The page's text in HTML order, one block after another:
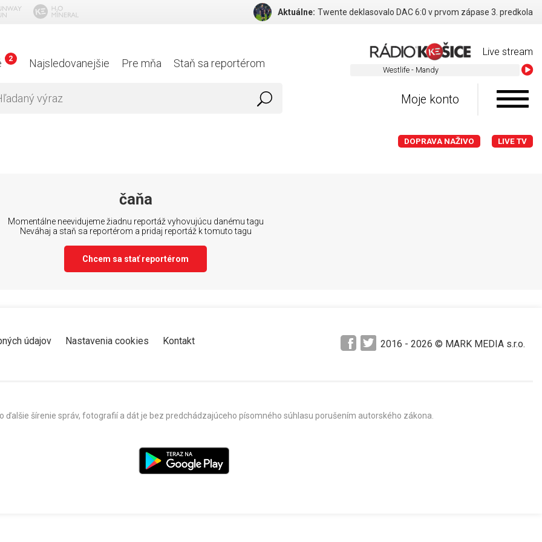
Aktuálne: Twente deklasovalo DAC 6:0 v prvom zápase 3. predkola
Live stream
Westlife - Mandy
2 Najsledovanejšie Pre mňa Staň sa reportérom
Moje konto
DOPRAVA NAŽIVO LIVE TV
čaňa
Momentálne neevidujeme žiadnu reportáž vyhovujúcu danému tagu
Neváhaj a staň sa reportérom a pridaj reportáž k tomuto tagu
Chcem sa stať reportérom
údajov Nastavenia cookies Kontakt 2016 - 2026 © MARK MEDIA s.r.o.
ďalšie šírenie správ, fotografií a dát je bez predchádzajúceho písomného súhlasu porušením autorského zákona.